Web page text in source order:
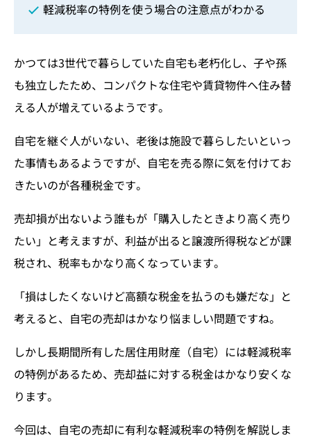
軽減税率の特例を使う場合の注意点がわかる
かつては3世代で暮らしていた自宅も老朽化し、子や孫
も独立したため、コンパクトな住宅や賃貸物件へ住み替
える人が増えているようです。
自宅を継ぐ人がいない、老後は施設で暮らしたいといっ
た事情もあるようですが、自宅を売る際に気を付けてお
きたいのが各種税金です。
売却損が出ないよう誰もが「購入したときより高く売り
たい」と考えますが、利益が出ると譲渡所得税などが課
税され、税率もかなり高くなっています。
「損はしたくないけど高額な税金を払うのも嫌だな」と
考えると、自宅の売却はかなり悩ましい問題ですね。
しかし長期間所有した居住用財産（自宅）には軽減税率
の特例があるため、売却益に対する税金はかなり安くな
ります。
今回は、自宅の売却に有利な軽減税率の特例を解説しま